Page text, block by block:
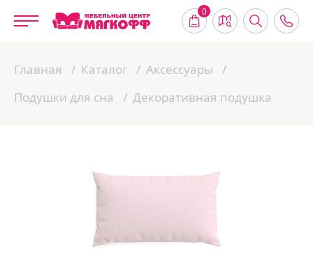
0
Главная Каталог
Аксессуары
Подушки для сна
Декоративная подушка